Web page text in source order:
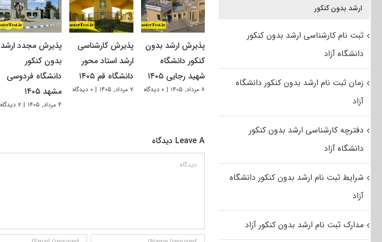
پذیرش ارشد بدون
کنکور دانشگاه
شهید رجایی ۱۴۰۵
۸ مرداد, ۱۴۰۵ | ۰ دیدگاه
پذیرش کارشناسی
ارشد استاد محور
دانشگاه قم ۱۴۰۵
۷ مرداد, ۱۴۰۵ | ۰ دیدگاه
پذیرش مجدد ارشد
بدون کنکور
دانشگاه فردوسی
مشهد ۱۴۰۵
۴ مرداد, ۱۴۰۵ | ۲ دیدگاه
Leave A دیدگاه
دیدگاه
ارشد بدون کنکور
ثبت نام کارشناسی ارشد بدون کنکور
دانشگاه آزاد
زمان ثبت نام ارشد بدون کنکور دانشگاه
آزاد
دفترچه کارشناسی ارشد بدون کنکور
دانشگاه آزاد
شرایط ثبت نام ارشد بدون کنکور دانشگاه
آزاد
مدارک ثبت نام ارشد بدون کنکور آزاد